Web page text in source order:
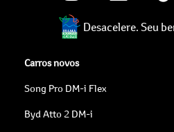
Desacelere. Seu
Carros novos
Song Pro DM-i Flex
Byd Atto 2 DM-i